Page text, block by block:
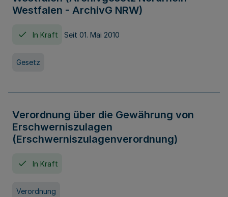
Westfalen - ArchivG NRW)
In Kraft Seit 01. Mai 2010
Gesetz
Verordnung über die Gewährung von
Erschwerniszulagen
(Erschwerniszulagenverordnung)
In Kraft
Verordnung